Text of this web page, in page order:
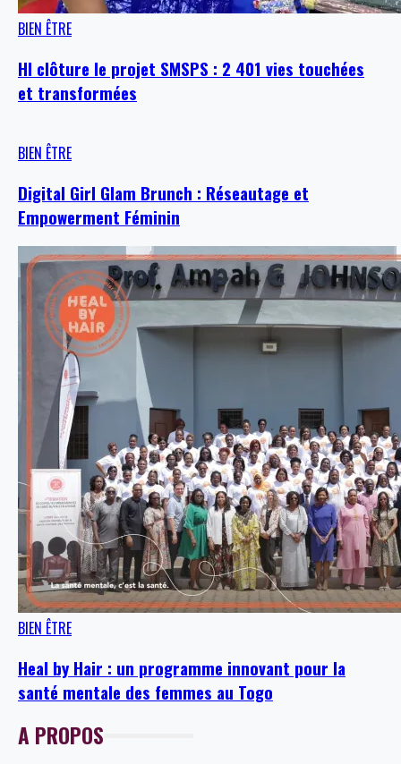
BIEN ÊTRE
HI clôture le projet SMSPS : 2 401 vies touchées
et transformées
BIEN ÊTRE
Digital Girl Glam Brunch : Réseautage et
Empowerment Féminin
BIEN ÊTRE
Heal by Hair : un programme innovant pour la
santé mentale des femmes au Togo
A PROPOS